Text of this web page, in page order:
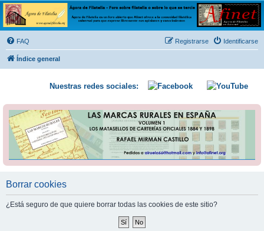
Ágora de Filatelia
Foro sobre filatelia o sobre lo que se tercie. Ágora de Filatelia es un foro abierto que Afinet
ofrece a la comunidad filatélica universal para que exprese libremente sus opiniones y
conocimientos
FAQ Identificarse
Registrarse
Índice general
Nuestras redes sociales:
Borrar cookies
¿Está seguro de que quiere borrar todas las cookies de este sitio?